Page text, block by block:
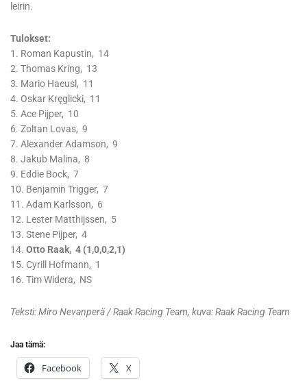
leirin.
Tulokset:
1. Roman Kapustin, 14
2. Thomas Kring, 13
3. Mario Haeusl, 11
4. Oskar Kręglicki, 11
5. Ace Pijper, 10
6. Zoltan Lovas, 9
7. Alexander Adamson, 9
8. Jakub Malina, 8
9. Eddie Bock, 7
10. Benjamin Trigger, 7
11. Adam Karlsson, 6
12. Lester Matthijssen, 5
13. Stene Pijper, 4
14. Otto Raak, 4 (1,0,0,2,1)
15. Cyrill Hofmann, 1
16. Tim Widera, NS
Teksti: Miro Nevanperä / Raak Racing Team, kuva: Raak Racing Team
Jaa tämä:
Facebook X